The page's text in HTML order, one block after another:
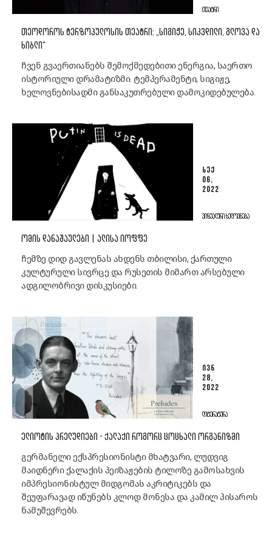
ᲗᲔᲐᲢᲠᲘ
ᲗᲔᲝᲓᲝᲠᲝᲡ ᲢᲔᲠᲖᲝᲞᲣᲚᲝᲡᲘᲡ ᲗᲔᲐᲢᲠᲘ: „ᲡᲘᲒᲘᲟᲔ, ᲡᲘᲙᲕᲓᲘᲚᲘ, ᲒᲚᲝᲕᲐ ᲓᲐ
ᲮᲘᲑᲚᲘ“
ჩვენ გვაერთიანებს შემოქმედებითი ენერგია, საერთო
ისტორიული დრამატიზმი. ტემპერამენტი, სიგიჟე,
ხელოვნებისადმი განსაკუთრებული დამოკიდებულება.
ᲡᲔᲥ
06,
2022
ᲕᲘᲖᲣᲐᲚᲣᲠᲘ ᲮᲔᲚᲝᲕᲜᲔᲑᲐ
ᲝᲛᲘᲡ ᲓᲐᲜᲐᲨᲐᲣᲚᲔᲑᲘ | ᲐᲚᲘᲡᲐ ᲘᲝᲤᲤᲔ
ჩემზე დიდ გავლენას ახდენს თბილისი, ქართული
კულტურული სივრცე და რუსეთის მიმართ არსებული
ადგილობრივი დისკუსიები.
ᲘᲕᲜ
28,
2022
ᲚᲘᲢᲔᲠᲐᲢᲣᲠᲐ
ᲔᲚᲘᲝᲢᲘᲡ ᲞᲠᲔᲚᲣᲓᲘᲔᲑᲘ - ᲥᲐᲚᲐᲥᲘ ᲠᲝᲒᲝᲠᲪ ᲪᲝᲪᲮᲐᲚᲘ ᲝᲠᲒᲐᲜᲘᲖᲛᲘ
გერმანელი ექსპრესიონისტი მხატვარი, ლუდვიგ
მაიდნერი ქალაქის პეიზაჟების ტილოზე გამოსახვის
იმპრესიონისტულ მიდგომას აკრიტიკებს და
შეუფარავად იწუნებს კლოდ მონესა და კამილ პისაროს
ნამუშევრებს.